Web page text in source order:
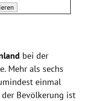
bei der
Mehr als sechs
einmal
Bevölkerung ist